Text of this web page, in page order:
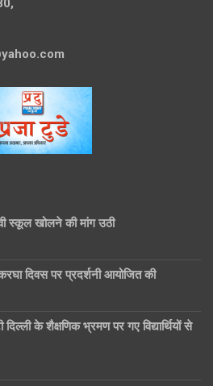
स्कूल खोलने की मांग उठी
दिवस पर प्रदर्शनी आयोजित की
के शैक्षणिक भ्रमण पर गए विद्यार्थियों से